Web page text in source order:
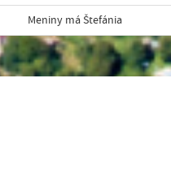
Meniny má Štefánia